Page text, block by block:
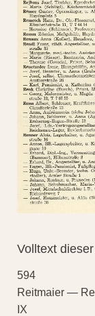
Volltext
594
Reitmaier —
IX